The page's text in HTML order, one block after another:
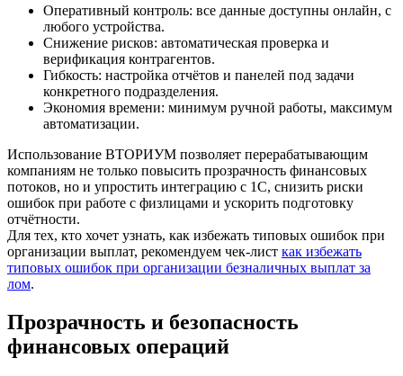
Оперативный контроль: все данные доступны онлайн, с
любого устройства.
Снижение рисков: автоматическая проверка и
верификация контрагентов.
Гибкость: настройка отчётов и панелей под задачи
конкретного подразделения.
Экономия времени: минимум ручной работы, максимум
автоматизации.
Использование ВТОРИУМ позволяет перерабатывающим
компаниям не только повысить прозрачность финансовых
потоков, но и упростить интеграцию с 1С, снизить риски
ошибок при работе с физлицами и ускорить подготовку
отчётности.
Для тех, кто хочет узнать, как избежать типовых ошибок при
организации выплат, рекомендуем чек-лист как избежать
типовых ошибок при организации безналичных выплат за
лом.
Прозрачность и безопасность
финансовых операций